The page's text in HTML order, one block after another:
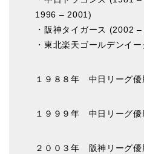
1996 – 2001)
・阪神タイガース (2002
・東北楽天ゴールデンイ
１９８８年 中日リーグ優
１９９９年 中日リーグ優
２００３年 阪神リーグ優